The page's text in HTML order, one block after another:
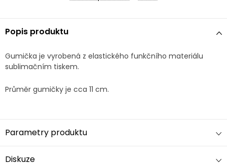
Popis produktu
Gumička je vyrobená z elastického funkčního materiálu
sublimačním tiskem.
Průměr gumičky je cca 11 cm.
Parametry produktu
Diskuze